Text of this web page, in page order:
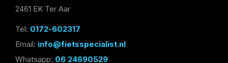
2461 EK Ter Aar
Tel: 0172-602317
Email: info@fietsspecialist.nl
Whatsapp: 06 24690529